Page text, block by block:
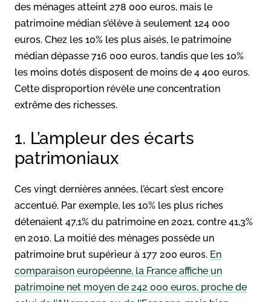
des ménages atteint 278 000 euros, mais le
patrimoine médian s’élève à seulement 124 000
euros. Chez les 10% les plus aisés, le patrimoine
médian dépasse 716 000 euros, tandis que les 10%
les moins dotés disposent de moins de 4 400 euros.
Cette disproportion révèle une concentration
extrême des richesses.
1. L’ampleur des écarts
patrimoniaux
Ces vingt dernières années, l’écart s’est encore
accentué. Par exemple, les 10% les plus riches
détenaient 47,1% du patrimoine en 2021, contre 41,3%
en 2010. La moitié des ménages possède un
patrimoine brut supérieur à 177 200 euros. En
comparaison européenne, la France affiche un
patrimoine net moyen de 242 000 euros, proche de